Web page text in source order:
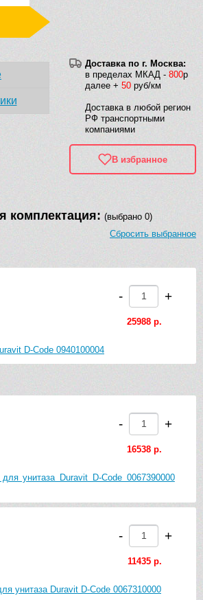
Доставка по г. Москва:
в пределах МКАД - 800р
далее + 50 руб/км
Доставка в любой регион
РФ транспортными
компаниями
В избранное
комплектация: (выбрано 0)
Сбросить выбранное
D-Code 0940100004
- +
25988 р.
унитаза Duravit D-Code 0067390000
- +
16538 р.
унитаза Duravit D-Code 0067310000
- +
11435 р.